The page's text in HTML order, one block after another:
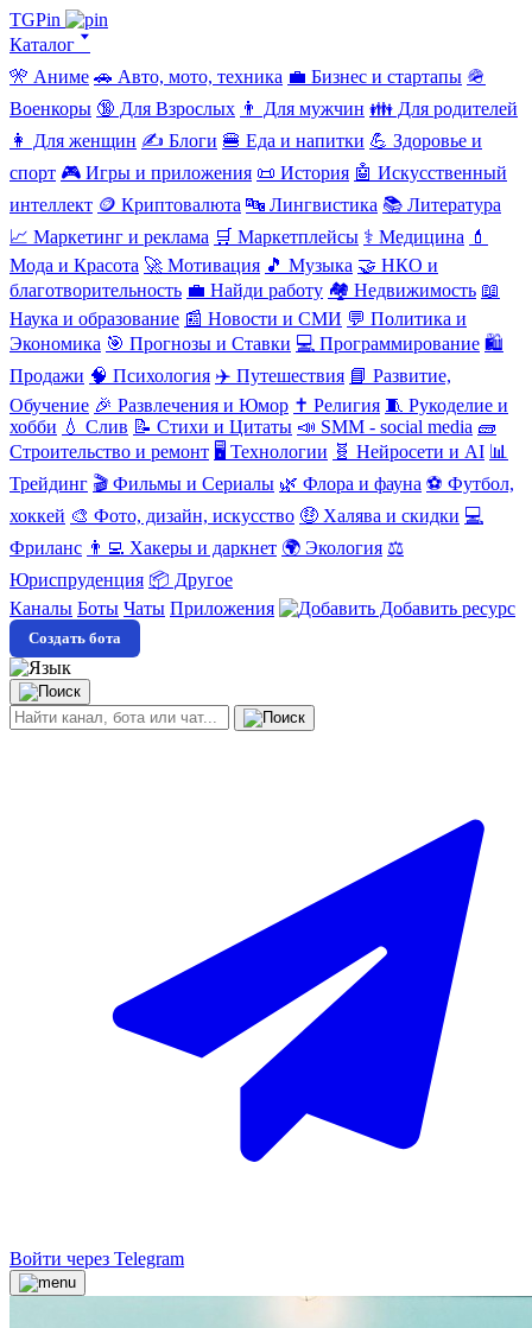
TGPin
Каталог 🢓
🎌 Аниме 🚗 Авто, мото, техника 💼 Бизнес и стартапы 🪖
Военкоры 🔞 Для Взрослых 👨 Для мужчин 👪 Для родителей
👩 Для женщин ✍️ Блоги 🍔 Еда и напитки 💪 Здоровье и
спорт 🎮 Игры и приложения 📜 История 🤖 Искусственный
интеллект 🪙 Криптовалюта 🔤 Лингвистика 📚 Литература
📈 Маркетинг и реклама 🛒 Маркетплейсы ⚕️ Медицина 💄
Мода и Красота 🚀 Мотивация 🎵 Музыка 🤝 НКО и
благотворительность 💼 Найди работу 🏘️ Недвижимость 📖
Наука и образование 📰 Новости и СМИ 💬 Политика и
Экономика 🎯 Прогнозы и Ставки 💻 Программирование 🛍️
Продажи 🧠 Психология ✈️ Путешествия 📘 Развитие,
Обучение 🎉 Развлечения и Юмор ✝️ Религия 🧵 Рукоделие и
хобби 💧 Слив 📝 Стихи и Цитаты 📣 SMM - social media 🧱
Строительство и ремонт 🖥️ Технологии 🧬 Нейросети и AI 📊
Трейдинг 🎬 Фильмы и Сериалы 🌿 Флора и фауна ⚽ Футбол,
хоккей 🎨 Фото, дизайн, искусство 🤑 Халява и скидки 💻
Фриланс 👨‍💻 Хакеры и даркнет 🌍 Экология ⚖️
Юриспруденция 📦 Другое
Каналы Боты Чаты Приложения Добавить ресурс
Создать бота
Войти через Telegram